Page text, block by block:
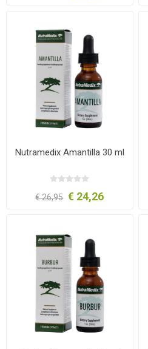
Nutramedix Amantilla 30 ml
€ 26,95 € 24,26